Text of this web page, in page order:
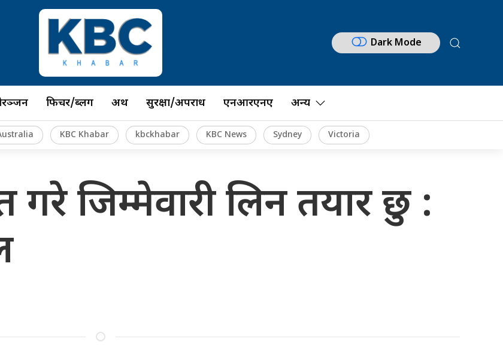
Dark Mode
फिचर/ब्लग अर्थ सुरक्षा/अपराध एनआरएनए अन्य
KBC Khabar kbckhabar KBC News Sydney Victoria
गरे जिम्मेवारी लिन तयार छु :